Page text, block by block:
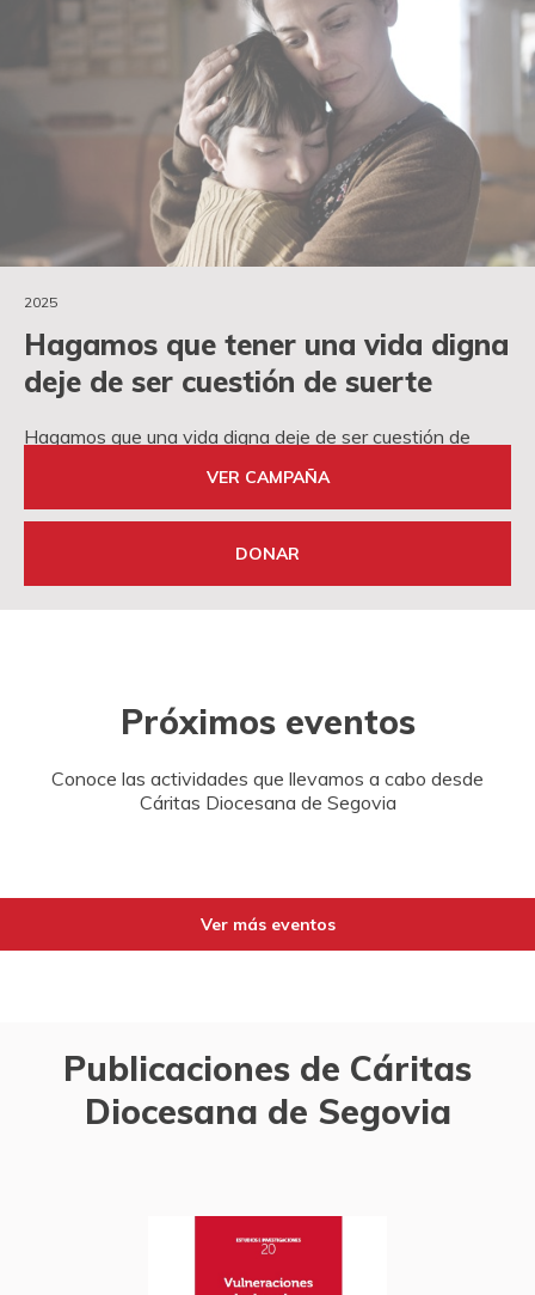
2025
Hagamos que tener una vida digna
deje de ser cuestión de suerte
Hagamos que una vida digna deje de ser cuestión de
VER CAMPAÑA
DONAR
Próximos eventos
Conoce las actividades que llevamos a cabo desde
Cáritas Diocesana de Segovia
Ver más eventos
Publicaciones de Cáritas
Diocesana de Segovia